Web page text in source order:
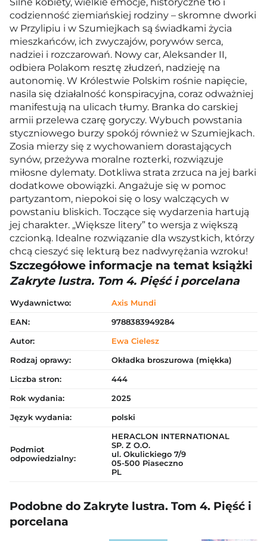
codzienność ziemiańskiej rodziny – skromne dworki
w Przylipiu i w Szumiejkach są świadkami życia
mieszkańców, ich zwyczajów, porywów serca,
nadziei i rozczarowań. Nowy car, Aleksander II,
odbiera Polakom resztę złudzeń, nadzieję na
autonomię. W Królestwie Polskim rośnie napięcie,
nasila się działalność konspiracyjna, coraz odważniej
manifestują na ulicach tłumy. Branka do carskiej
armii przelewa czarę goryczy. Wybuch powstania
styczniowego burzy spokój również w Szumiejkach.
Zosia mierzy się z wychowaniem dorastających
synów, przeżywa moralne rozterki, rozwiązuje
miłosne dylematy. Dotkliwa strata zrzuca na jej barki
dodatkowe obowiązki. Angażuje się w pomoc
partyzantom, niepokoi się o losy walczących w
powstaniu bliskich. Toczące się wydarzenia hartują
jej charakter. „Większe litery” to wersja z większą
czcionką. Idealne rozwiązanie dla wszystkich, którzy
chcą cieszyć się lekturą bez nadwyrężania wzroku!
Szczegółowe informacje na temat książki
Zakryte lustra. Tom 4. Pięść i porcelana
Wydawnictwo:
Axis Mundi
EAN:
9788383949284
Autor:
Ewa Cielesz
Rodzaj oprawy:
Okładka broszurowa (miękka)
Liczba stron:
444
Rok wydania:
2025
Język wydania:
polski
Podmiot
odpowiedzialny:
HERACLON INTERNATIONAL
SP. Z O.O.
ul. Okulickiego 7/9
05-500 Piaseczno
PL
Podobne do Zakryte lustra. Tom 4. Pięść i
porcelana